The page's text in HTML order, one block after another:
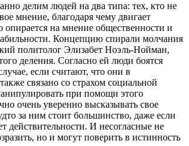
делим людей на два типа: тех, кто не
мнение, благодаря чему двигает
опирается на мнение общественности и
Концепцию спирали молчания
политолог Элизабет Ноэль-Нойман,
деления. Согласно ей люди боятся
если считают, что они в
связано со страхом социальной
при помощи этого
очень уверенно высказывать свое
за ним стоит большинство, даже если
действительности. И несогласные не
но и могут поверить в истинность